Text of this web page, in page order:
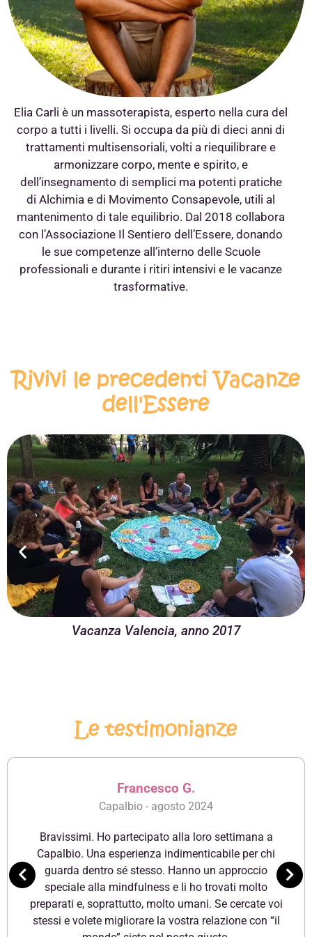
Elia Carli è un massoterapista, esperto nella cura del
corpo a tutti i livelli. Si occupa da più di dieci anni di
trattamenti multisensoriali, volti a riequilibrare e
armonizzare corpo, mente e spirito, e
dell’insegnamento di semplici ma potenti pratiche
di Alchimia e di Movimento Consapevole, utili al
mantenimento di tale equilibrio. Dal 2018 collabora
con l’Associazione Il Sentiero dell’Essere, donando
le sue competenze all’interno delle Scuole
professionali e durante i ritiri intensivi e le vacanze
trasformative.
Rivivi le precedenti Vacanze
dell'Essere
Vacanza Valencia, anno 2017
Le testimonianze
Francesco G.
Capalbio - agosto 2024
Bravissimi. Ho partecipato alla loro settimana a
Capalbio. Una esperienza indimenticabile per chi
guarda dentro sé stesso. Hanno un approccio
speciale alla mindfulness e li ho trovati molto
preparati e, soprattutto, molto umani. Se cercate voi
stessi e volete migliorare la vostra relazione con “il